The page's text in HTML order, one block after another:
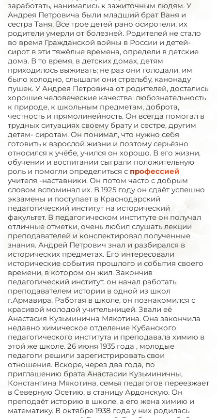
заработать, нанимались к зажиточным людям. У
Андрея Петровича были младший брат Ваня и
сестра Таня. Все трое детей рано осиротели, их
родители умерли от болезней. Родителей не стало
во время Гражданской войны в России и детей-
сирот в эти тяжёлые времена, определи в детские
дома. В то время, в детских домах, детям
приходилось выживать; не раз они голодали, им
было холодно, слышали они стрельбу, канонаду
пушек. У Андрея Петровича от родителей, достались
хорошие человеческие качества: любознательность
к природе, к школьным предметам, доброта,
честность и прямолинейность. Он всегда помогал в
трудных ситуациях своему брату и сестре, другим
детям- сиротам. Он понимал, что нужно себя
готовить к взрослой жизни и поэтому серьёзно
относился к учёбе, учился он хорошо. В его жизни,
обучении и воспитании сыграли положительную
роль и помогли определиться с профессией
учителя -наставники. Он потом часто с добрым
словом вспоминал их. В 1925 году он сдаёт успешно
экзамены и поступает в Краснодарский
педагогический институт на исторический
факультет. В педагогическом институте он получал
отличные отметки, очень любил слушать лекции
преподавателей и конспектировал полученные
знания. Андрей Петрович знал и разбирался в
исторических предметах. Его интересовали
исторические события прошлого и события своего
времени, в котором он жил. Закончив
педагогический институт, он начал работать
преподавателем истории в одной из школ
г.Армавира. Работая в школе, он познакомился с
красивой молодой учительницей. Звали её
Анастасия Кузьминична Мякотина. Она закончила
недавно химическое отделение Кубанского
педагогического института и преподавала химию в
этой же школе. 26 июня 1935 года , молодые
педагоги решили зарегистрировать свои
отношения. Вскоре, через два года, по
приглашению брата Анастасии Кузьминичны,
Константина Мякотина, семья педагогов переезжает
в Северную Осетию, в станицу Ардонскую. Он
преподаёт историю в школе, а его жена химию и
математику. В октябре 1938 года у них родилась